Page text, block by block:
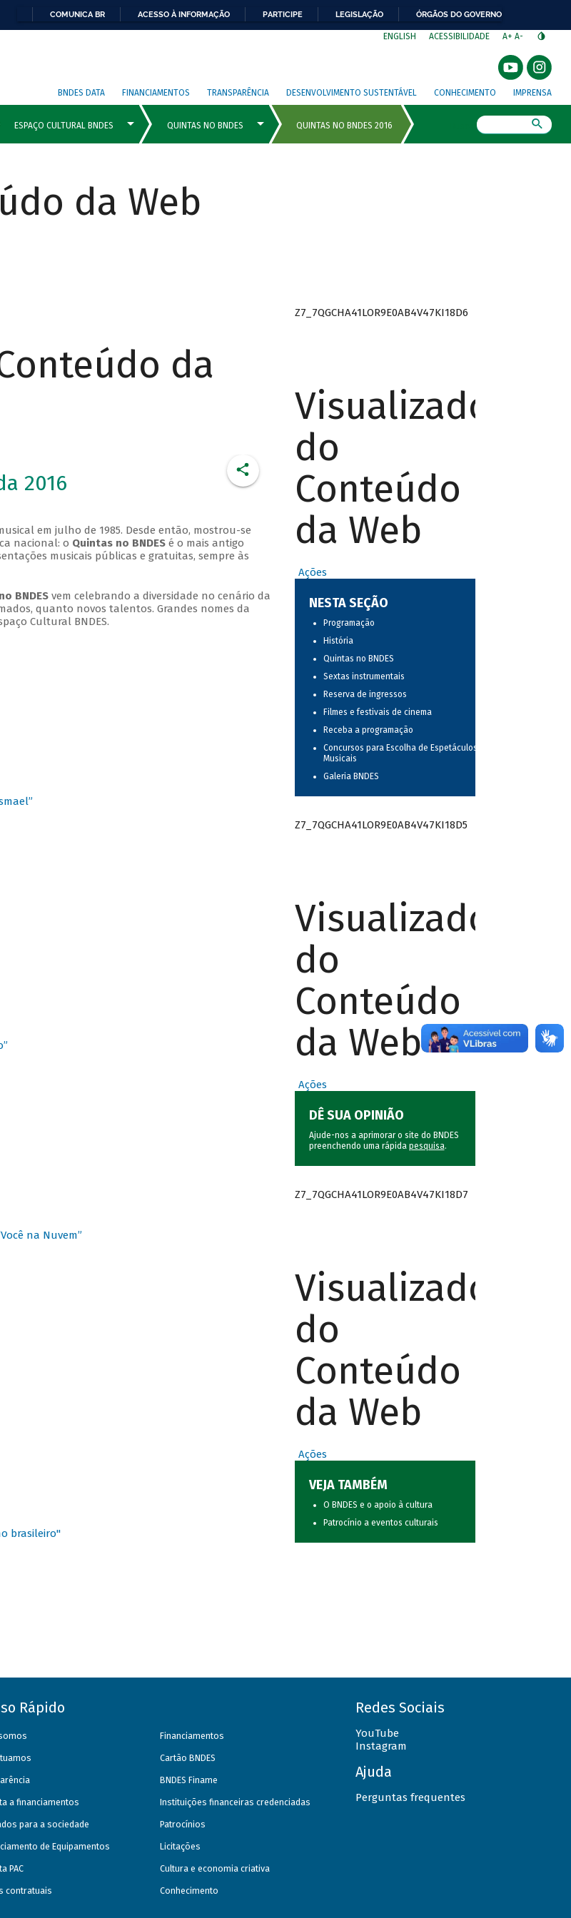
COMUNICA BR ACESSO À INFORMAÇÃO PARTICIPE LEGISLAÇÃO ÓRGÃOS DO GOVERNO
ENGLISH ACESSIBILIDADE A+ A-
BNDES DATA FINANCIAMENTOS TRANSPARÊNCIA DESENVOLVIMENTO SUSTENTÁVEL CONHECIMENTO IMPRENSA
da Web
da
2016
em julho de 1985. Desde então, mostrou-se
nacional: o Quintas no BNDESé o mais antigo
musicais públicas e gratuitas, sempre às
BNDESvem celebrando a diversidade no cenário da
quanto novos talentos. Grandes nomes da
Cultural BNDES.
na Nuvem”
brasileiro"
Z7_7QGCHA41LOR9E0AB4V47KI18D6
Visualizador
do
Conteúdo
da Web
Ações
NESTA SEÇÃO
Programação
História
Quintas no BNDES
Sextas instrumentais
Reserva de ingressos
Filmes e festivais de cinema
Receba a programação
Concursos para Escolha de Espetáculos
Musicais
Galeria BNDES
Z7_7QGCHA41LOR9E0AB4V47KI18D5
Visualizador
do
Conteúdo
da Web
Ações
DÊ SUA OPINIÃO
Ajude-nos a aprimorar o site do BNDES
preenchendo uma rápida pesquisa.
Z7_7QGCHA41LOR9E0AB4V47KI18D7
Visualizador
do
Conteúdo
da Web
Ações
VEJA TAMBÉM
O BNDES e o apoio à cultura
Patrocínio a eventos culturais
Rápido
a financiamentos
para a sociedade
de Equipamentos
PAC
contratuais
Financiamentos
Cartão BNDES
BNDES Finame
Instituições financeiras credenciadas
Patrocínios
Licitações
Cultura e economia criativa
Conhecimento
Redes Sociais
YouTube
Instagram
Ajuda
Perguntas frequentes